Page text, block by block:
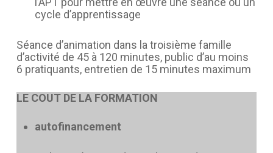
cycle d’apprentissage
Séance d’animation dans la troisième famille
d’activité de 45 à 120 minutes, public d’au moins
6 pratiquants, entretien de 15 minutes maximum
LE COUT DE LA FORMATION
autofinancement